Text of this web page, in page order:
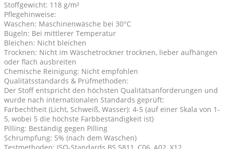
Stoffgewicht: 118 g/m²
Pflegehinweise:
Waschen: Maschinenwäsche bei 30°C
Bügeln: Bei mittlerer Temperatur
Bleichen: Nicht bleichen
Trocknen: Nicht im Wäschetrockner trocknen, lieber aufhängen
oder flach ausbreiten
Chemische Reinigung: Nicht empfohlen
Qualitätsstandards & Prüfmethoden:
Der Stoff entspricht den höchsten Qualitätsanforderungen und
wurde nach internationalen Standards geprüft:
Farbechtheit (Licht, Schweiß, Wasser): 4-5 (auf einer Skala von 1-
5, wobei 5 die höchste Farbbeständigkeit ist)
Pilling: Beständig gegen Pilling
Schrumpfung: 5% (nach dem Waschen)